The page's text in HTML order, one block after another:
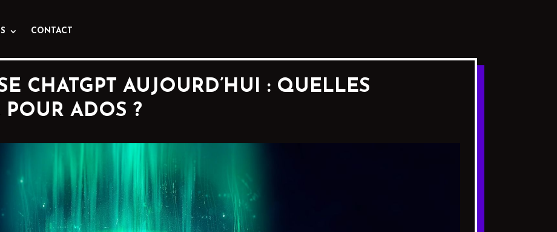
CONTACT
CHATGPT AUJOURD’HUI : QUELLES
POUR ADOS ?